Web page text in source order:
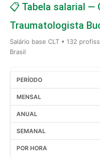
📋 Tabela salarial —
Traumatologista
Salário base CLT • 132
Brasil